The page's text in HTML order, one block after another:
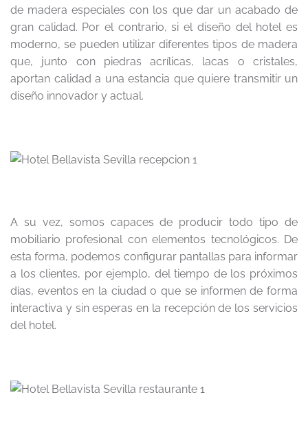
de madera especiales con los que dar un acabado de
gran calidad. Por el contrario, si el diseño del hotel es
moderno, se pueden utilizar diferentes tipos de madera
que, junto con piedras acrílicas, lacas o cristales,
aportan calidad a una estancia que quiere transmitir un
diseño innovador y actual.
A su vez, somos capaces de producir todo tipo de
mobiliario profesional con elementos tecnológicos. De
esta forma, podemos configurar pantallas para informar
a los clientes, por ejemplo, del tiempo de los próximos
días, eventos en la ciudad o que se informen de forma
interactiva y sin esperas en la recepción de los servicios
del hotel.